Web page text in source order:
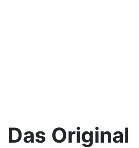
Das Original